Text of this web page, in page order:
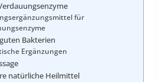
für
Bakterien
Ergänzungen
natürliche Heilmittel